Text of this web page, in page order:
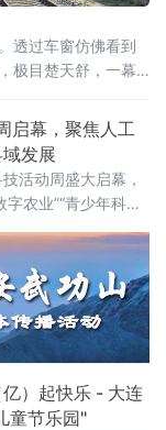
透过车窗仿佛看到
极目楚天舒，一幕
启幕，聚焦人工
发展
活动周盛大启幕，
字农业”“青少年科
能”行动展开，全方
动下，产业升级、
得的崭新成果，为
劲的科技动力。
）起快乐 - 大连
童节乐园"